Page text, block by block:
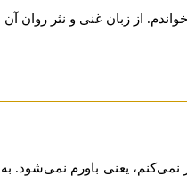
از زبان غنی و نثر روان
نمی‌کنم، یعنی باورم